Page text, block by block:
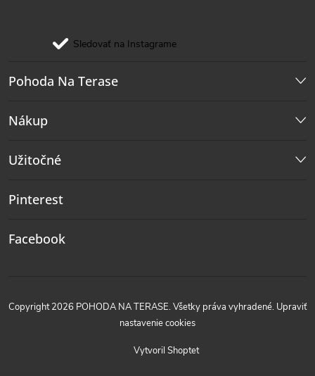
Sledovať na Instagrame
Pohoda Na Terase
Nákup
Užitočné
Pinterest
Facebook
Vytvoril Shoptet
Copyright 2026 POHODA NA TERASE. Všetky práva vyhradené. Upraviť
nastavenie cookies